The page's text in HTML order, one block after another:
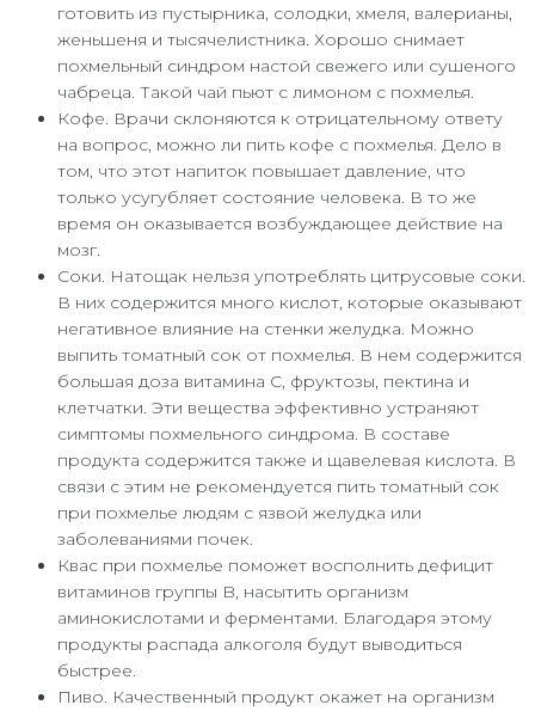
готовить из пустырника, солодки, хмеля, валерианы,
женьшеня и тысячелистника. Хорошо снимает
похмельный синдром настой свежего или сушеного
чабреца. Такой чай пьют с лимоном с похмелья.
Кофе. Врачи склоняются к отрицательному ответу
на вопрос, можно ли пить кофе с похмелья. Дело в
том, что этот напиток повышает давление, что
только усугубляет состояние человека. В то же
время он оказывается возбуждающее действие на
мозг.
Соки. Натощак нельзя употреблять цитрусовые соки.
В них содержится много кислот, которые оказывают
негативное влияние на стенки желудка. Можно
выпить томатный сок от похмелья. В нем содержится
большая доза витамина C, фруктозы, пектина и
клетчатки. Эти вещества эффективно устраняют
симптомы похмельного синдрома. В составе
продукта содержится также и щавелевая кислота. В
связи с этим не рекомендуется пить томатный сок
при похмелье людям с язвой желудка или
заболеваниями почек.
Квас при похмелье поможет восполнить дефицит
витаминов группы B, насытить организм
аминокислотами и ферментами. Благодаря этому
продукты распада алкоголя будут выводиться
быстрее.
Пиво. Качественный продукт окажет на организм